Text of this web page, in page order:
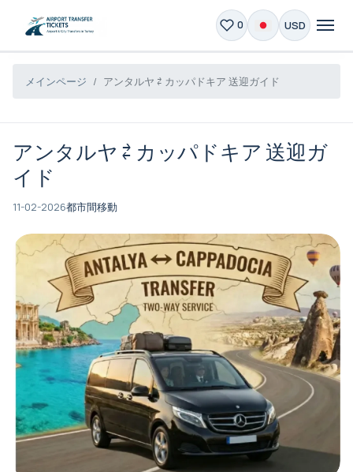
0 USD
メインページ アンタルヤ ⇄ カッパドキア 送迎ガイド
アンタルヤ ⇄ カッパドキア 送迎ガ
イド
11-02-2026都市間移動